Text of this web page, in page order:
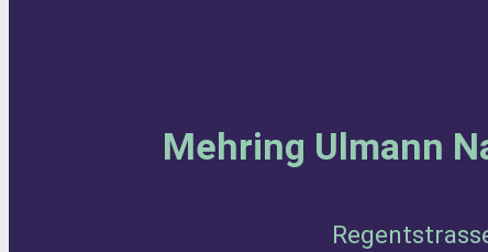
Mehring Ulmann